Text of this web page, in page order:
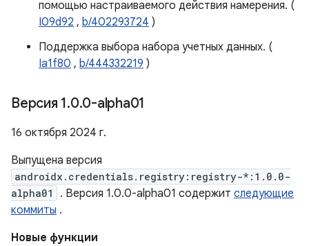
помощью настраиваемого действия намерения. (
I09d92 , b/402293724 )
Поддержка выбора набора учетных данных. (
Ia1f80 , b/444332219 )
Версия 1.0.0-alpha01
16 октября 2024 г.
Выпущена версия
androidx.credentials.registry:registry-*:1.0.0-
alpha01
. Версия 1.0.0-alpha01 содержит следующие
коммиты .
Новые функции